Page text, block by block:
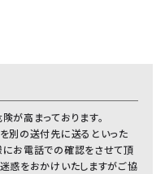
が高まっております。
別の送付先に送るといった
お電話での確認をさせて頂
惑をおかけいたしますがご協